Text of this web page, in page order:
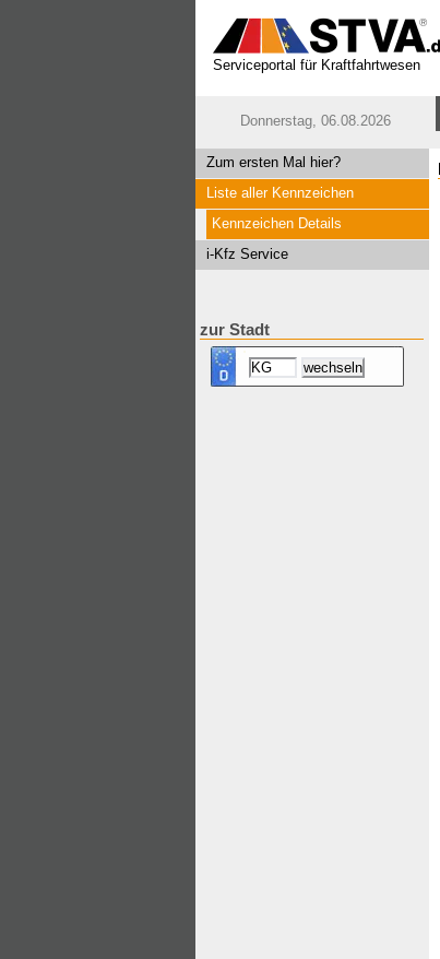
Serviceportal für Kraftfahrtwesen
Donnerstag, 06.08.2026
Zum ersten Mal hier?
Liste aller Kennzeichen
Kennzeichen Details
i-Kfz Service
zur Stadt